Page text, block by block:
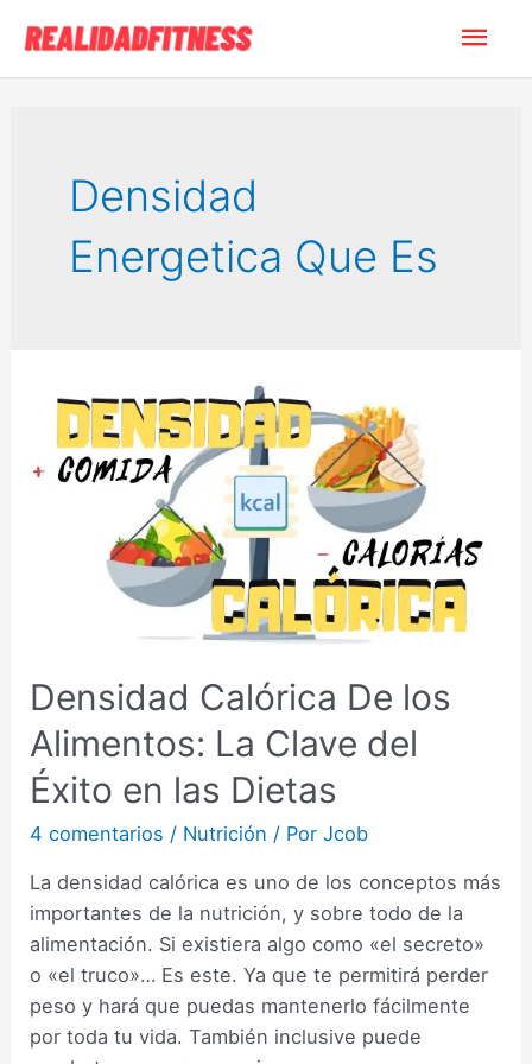
contenido
Densidad
Energetica Que Es
Densidad Calórica De los
Alimentos: La Clave del
Éxito en las Dietas
4 comentarios / Nutrición / PorJcob
La densidad calórica es uno de los conceptos más
importantes de la nutrición, y sobre todo de la
alimentación. Si existiera algo como «el secreto»
o «el truco»… Es este. Ya que te permitirá perder
peso y hará que puedas mantenerlo fácilmente
por toda tu vida. También inclusive puede